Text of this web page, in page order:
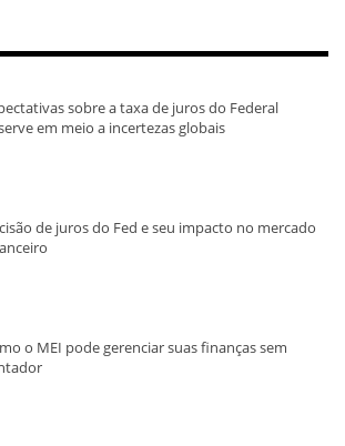
sobre a taxa de juros do Federal
em meio a incertezas globais
de juros do Fed e seu impacto no mercado
o MEI pode gerenciar suas finanças sem